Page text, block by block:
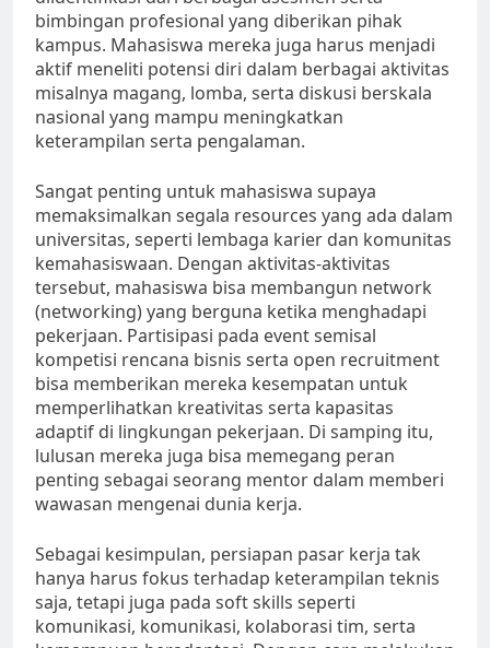
bimbingan profesional yang diberikan pihak
kampus. Mahasiswa mereka juga harus menjadi
aktif meneliti potensi diri dalam berbagai aktivitas
misalnya magang, lomba, serta diskusi berskala
nasional yang mampu meningkatkan
keterampilan serta pengalaman.
Sangat penting untuk mahasiswa supaya
memaksimalkan segala resources yang ada dalam
universitas, seperti lembaga karier dan komunitas
kemahasiswaan. Dengan aktivitas-aktivitas
tersebut, mahasiswa bisa membangun network
(networking) yang berguna ketika menghadapi
pekerjaan. Partisipasi pada event semisal
kompetisi rencana bisnis serta open recruitment
bisa memberikan mereka kesempatan untuk
memperlihatkan kreativitas serta kapasitas
adaptif di lingkungan pekerjaan. Di samping itu,
lulusan mereka juga bisa memegang peran
penting sebagai seorang mentor dalam memberi
wawasan mengenai dunia kerja.
Sebagai kesimpulan, persiapan pasar kerja tak
hanya harus fokus terhadap keterampilan teknis
saja, tetapi juga pada soft skills seperti
komunikasi, komunikasi, kolaborasi tim, serta